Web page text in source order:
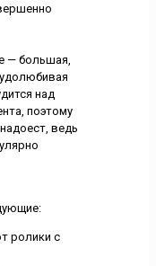
— большая,
над
поэтому
ведь
ролики с